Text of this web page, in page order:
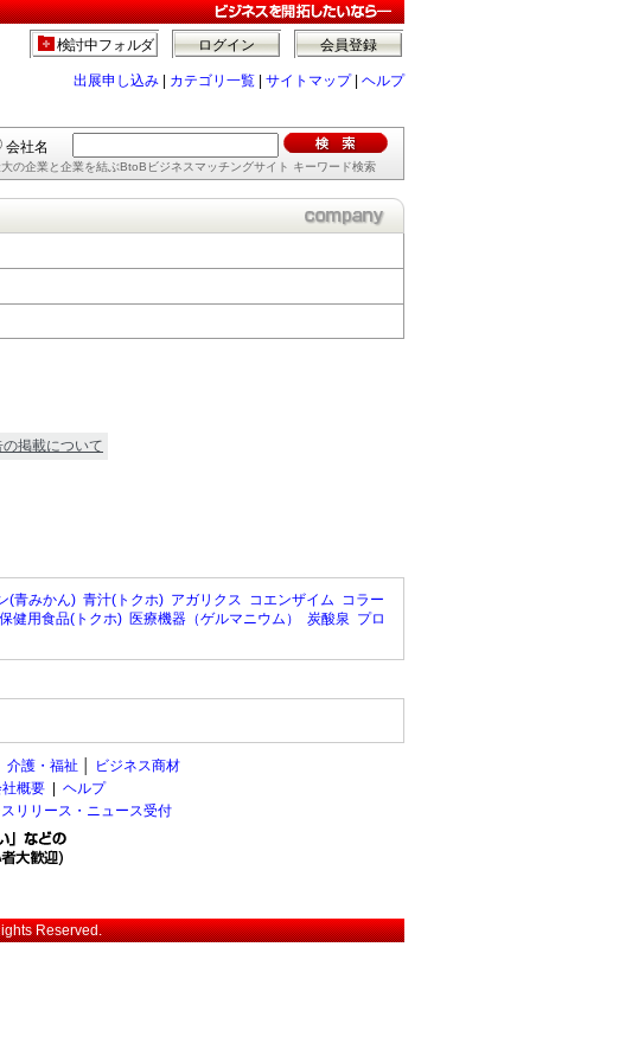
会員登録
ログイン
検討中フォルダ
出展申し込み カテゴリ一覧 サイトマップ| ヘルプ
会社名
の企業と企業を結ぶBtoBビジネスマッチングサイト キーワード検索
の掲載について
(青みかん) 青汁(トクホ) アガリクス コエンザイム コラー
健用食品(トクホ) 医療機器（ゲルマニウム） 炭酸泉 プロ
介護・福祉
ビジネス商材
概要
ヘルプ
リリース・ニュース受付
Reserved.